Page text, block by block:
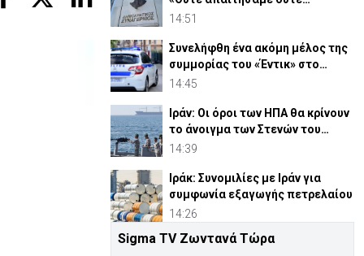
διεκδικήσαμε διορισμούς»
14:51
Συνελήφθη ένα ακόμη μέλος της
συμμορίας του «Έντικ» στο
Παλαιό Φάληρο
14:45
Ιράν: Οι όροι των ΗΠΑ θα κρίνουν
το άνοιγμα των Στενών του
Ορμούζ
14:39
Ιράκ: Συνομιλίες με Ιράν για
συμφωνία εξαγωγής πετρελαίου
14:26
ΕΔΕΚ: Επικυρώθηκαν 4
Sigma TV Ζωντανά Τώρα